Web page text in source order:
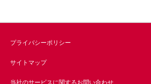
プライバシーポリシー
サイトマップ
当社のサービスに関するお問い合わせ